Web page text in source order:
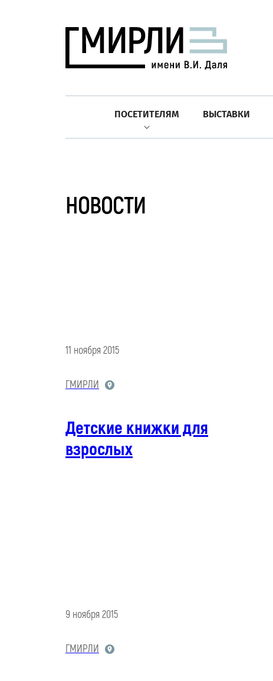
ПОСЕТИТЕЛЯМ ВЫСТАВКИ
НОВОСТИ
11 ноября 2015
ГМИРЛИ
Детские книжки для
взрослых
9 ноября 2015
ГМИРЛИ